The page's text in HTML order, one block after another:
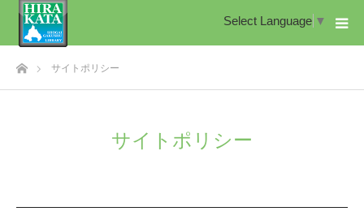
Select Language ▼
ホームサイトポリシー
サイトポリシー